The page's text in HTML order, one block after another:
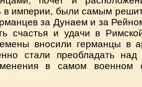
в империи, были самым
за Дунаем и за
счастья и удачи в
вносили германцы в
стали преобладать
в самом военном